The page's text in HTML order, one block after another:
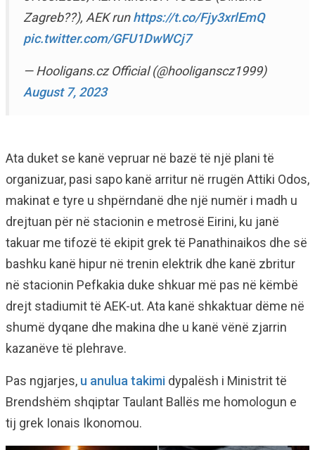
Zagreb??), AEK runhttps://t.co/Fjy3xrlEmQ
pic.twitter.com/GFU1DwWCj7
— Hooligans.cz Official (@hooliganscz1999)
August 7, 2023
Ata duket se kanë vepruar në bazë të një plani të
organizuar, pasi sapo kanë arritur në rrugën Attiki Odos,
makinat e tyre u shpërndanë dhe një numër i madh u
drejtuan për në stacionin e metrosë Eirini, ku janë
takuar me tifozë të ekipit grek të Panathinaikos dhe së
bashku kanë hipur në trenin elektrik dhe kanë zbritur
në stacionin Pefkakia duke shkuar më pas në këmbë
drejt stadiumit të AEK-ut. Ata kanë shkaktuar dëme në
shumë dyqane dhe makina dhe u kanë vënë zjarrin
kazanëve të plehrave.
Pas ngjarjes, u anulua takimi dypalësh i Ministrit të
Brendshëm shqiptar Taulant Ballës me homologun e
tij grek Ionais Ikonomou.